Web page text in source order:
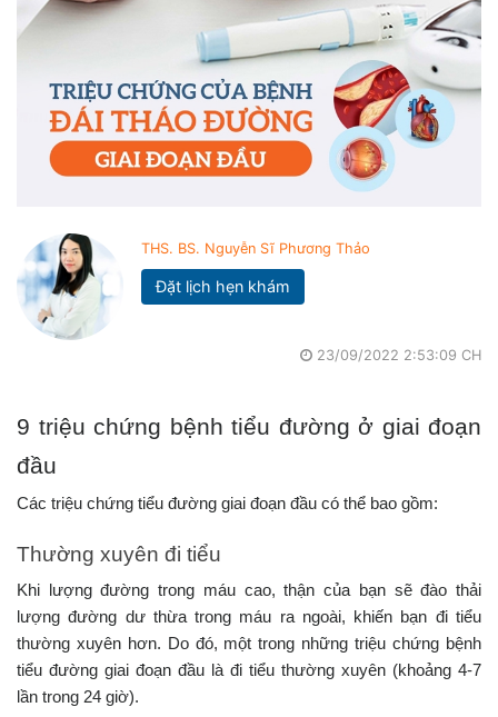
THS. BS. Nguyễn Sĩ Phương Thảo
Đặt lịch hẹn khám
23/09/2022 2:53:09 CH
9 triệu chứng bệnh tiểu đường ở giai đoạn
đầu
Các triệu chứng tiểu đường giai đoạn đầu có thể bao gồm:
Thường xuyên đi tiểu
Khi lượng đường trong máu cao, thận của bạn sẽ đào thải
lượng đường dư thừa trong máu ra ngoài, khiến bạn đi tiểu
thường xuyên hơn. Do đó, một trong những triệu chứng bệnh
tiểu đường giai đoạn đầu là đi tiểu thường xuyên (khoảng 4-7
lần trong 24 giờ).